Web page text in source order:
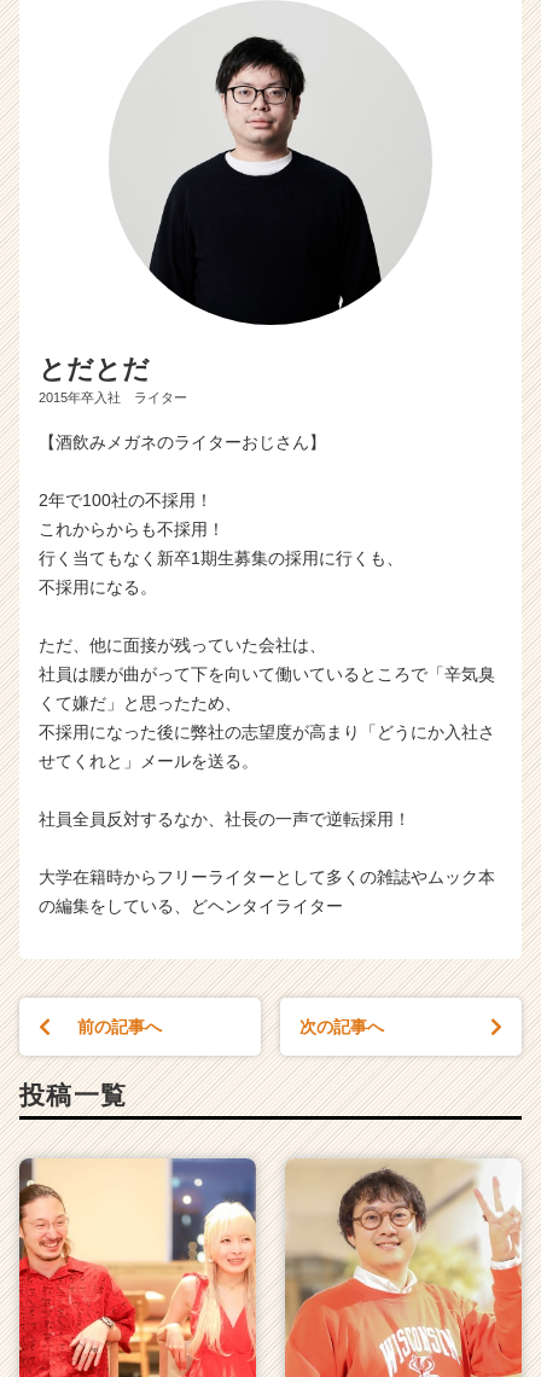
とだとだ
2015年卒入社 ライター
【酒飲みメガネのライターおじさん】
2年で100社の不採用！
これからからも不採用！
行く当てもなく新卒1期生募集の採用に行くも、
不採用になる。
ただ、他に面接が残っていた会社は、
社員は腰が曲がって下を向いて働いているところで「辛気臭
くて嫌だ」と思ったため、
不採用になった後に弊社の志望度が高まり「どうにか入社さ
せてくれと」メールを送る。
社員全員反対するなか、社長の一声で逆転採用！
大学在籍時からフリーライターとして多くの雑誌やムック本
の編集をしている、どヘンタイライター
前の記事へ 次の記事へ
投稿一覧